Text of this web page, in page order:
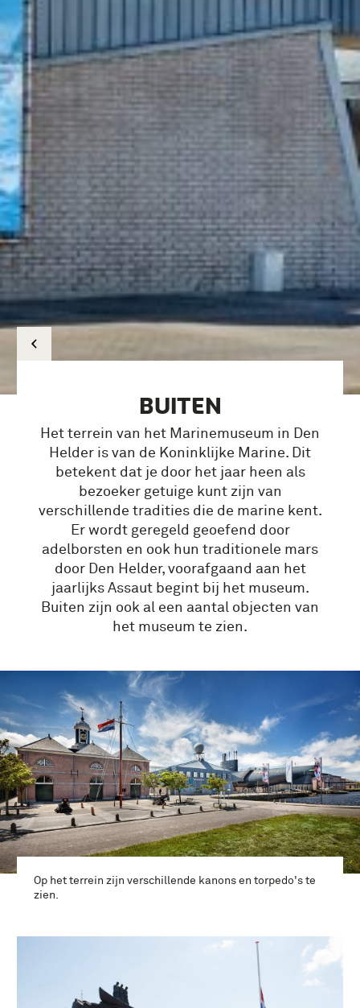
BUITEN
Het terrein van het Marinemuseum in Den
Helder is van de Koninklijke Marine. Dit
betekent dat je door het jaar heen als
bezoeker getuige kunt zijn van
verschillende tradities die de marine kent.
Er wordt geregeld geoefend door
adelborsten en ook hun traditionele mars
door Den Helder, voorafgaand aan het
jaarlijks Assaut begint bij het museum.
Buiten zijn ook al een aantal objecten van
het museum te zien.
Op het terrein zijn verschillende kanons en torpedo's te
zien.